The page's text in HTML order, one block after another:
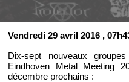
Vendredi 29 avril 2016 ,
Dix-sept nouveaux
Eindhoven Metal Meeting
décembre prochains :